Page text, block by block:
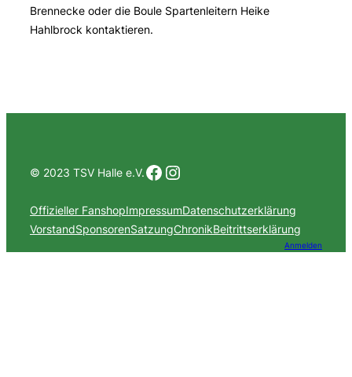
Brennecke oder die Boule Spartenleitern Heike
Hahlbrock kontaktieren.
© 2023 TSV Halle e.V.Facebook
Instagram
Offizieller FanshopImpressumDatenschutzerklärung
VorstandSponsorenSatzungChronikBeitrittserklärung
Anmelden